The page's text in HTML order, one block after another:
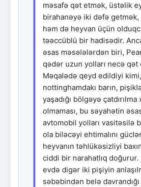
məsafə qət etmək, üstəlik
birahanəyə iki dəfə getmək,
həm də heyvan üçün
təəccüblü bir hadisədir.
əsas məsələlərdən biri,
qədər uzun yolları necə qət
Məqalədə qeyd edildiyi kimi,
nottinghamdakı barın,
yaşadığı bölgəyə
olmaması, bu səyahətin
avtomobil yolları vasitəsilə
ola biləcəyi ehtimalını
heyvanın təhlükəsizliyi
ciddi bir narahatlıq doğurur.
evdə digər iki pişiyin
səbəbindən belə